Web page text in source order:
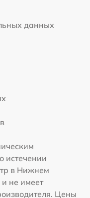
данных
истечении
в Нижнем
не имеет
Цены